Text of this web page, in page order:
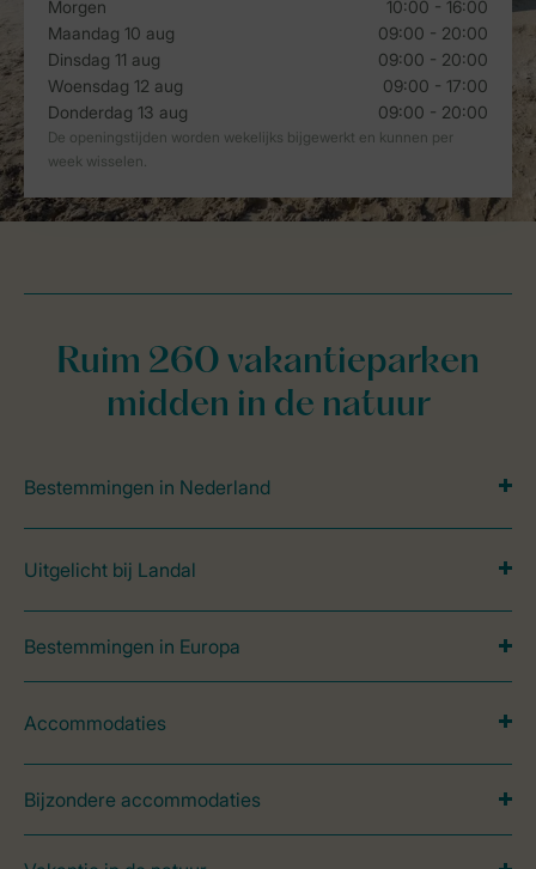
Ruim 260 vakantieparken
midden in de natuur
Bestemmingen in Nederland
Uitgelicht bij Landal
Bestemmingen in Europa
Accommodaties
Bijzondere accommodaties